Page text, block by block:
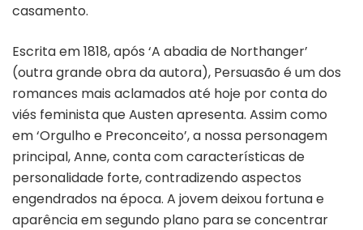
casamento.
Escrita em 1818, após ‘A abadia de Northanger’
(outra grande obra da autora), Persuasão é um dos
romances mais aclamados até hoje por conta do
viés feminista que Austen apresenta. Assim como
em ‘Orgulho e Preconceito’, a nossa personagem
principal, Anne, conta com características de
personalidade forte, contradizendo aspectos
engendrados na época. A jovem deixou fortuna e
aparência em segundo plano para se concentrar